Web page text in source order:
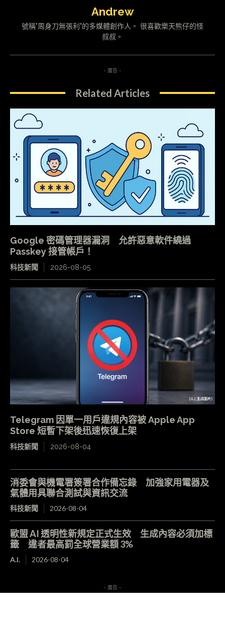
Andrew
號稱"周身刀無張利"的多媒體創作人。 很喜歡樂天熊仔的怪
叔叔。
- 廣告 -
Related Articles
Google 密碼管理器漏洞 允許惡意軟件繞過
Passkey 接管帳戶！
科技新聞 2026-08-05
Telegram 因單一用戶違規內容被 Apple App
Store 短暫下架後迅速恢復上架
科技新聞 2026-08-04
消委會與機電署簽署合作備忘錄 加強家用電器及
氣體用具聯合測試與資訊交流
科技新聞 2026-08-04
歐盟 AI 透明性新規定正式生效 生成內容必須加標
籤 違者最高罰全球營業額 3%
A.I. 2026-08-04
- 廣告 -